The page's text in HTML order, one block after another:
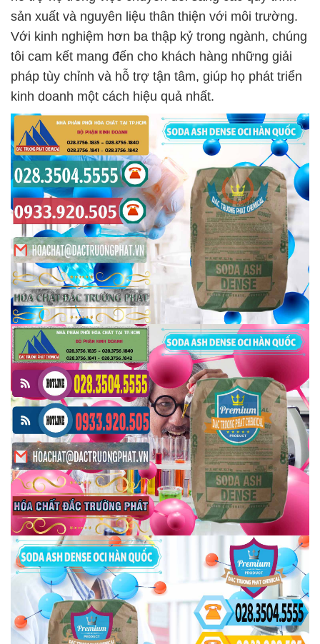
sản xuất và nguyên liệu thân thiện với môi trường.
Với kinh nghiệm hơn ba thập kỷ trong ngành, chúng
tôi cam kết mang đến cho khách hàng những giải
pháp tùy chỉnh và hỗ trợ tận tâm, giúp họ phát triển
kinh doanh một cách hiệu quả nhất.